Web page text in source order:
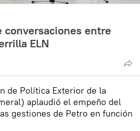
conversaciones entre
ELN
de Política Exterior de la
aplaudió el empeño del
gestiones de Petro en función